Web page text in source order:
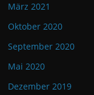
März 2021
Oktober 2020
September 2020
Mai 2020
Dezember 2019